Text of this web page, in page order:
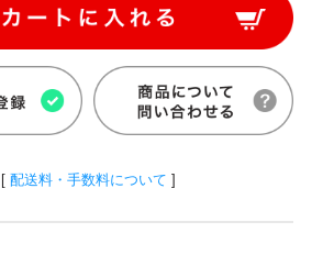
[ 配送料・手数料について ]